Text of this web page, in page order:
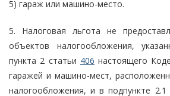
5) гараж или машино-место.
5. Налоговая льгота не
объектов налогообложения,
пункта 2 статьи 406 настоящего
гаражей и машино-мест,
налогообложения, и в подпункте 2.1